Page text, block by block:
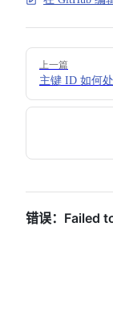
Pager
上一篇
主键 ID 如何